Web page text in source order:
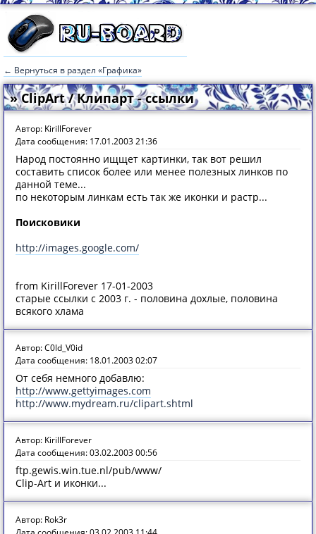
← Вернуться в раздел «Графика»
» ClipArt / Клипарт - ссылки
Автор: KirillForever
Дата сообщения: 17.01.2003 21:36
Народ постоянно ищщет картинки, так вот решил
составить список более или менее полезных линков по
данной теме...
по некоторым линкам есть так же иконки и растр...
Поисковики
http://images.google.com/
from KirillForever 17-01-2003
старые ссылки с 2003 г. - половина дохлые, половина
всякого хлама
Автор: C0ld_V0id
Дата сообщения: 18.01.2003 02:07
От себя немного добавлю:
http://www.gettyimages.com
http://www.mydream.ru/clipart.shtml
Автор: KirillForever
Дата сообщения: 03.02.2003 00:56
ftp.gewis.win.tue.nl/pub/www/
Clip-Art и иконки...
Автор: Rok3r